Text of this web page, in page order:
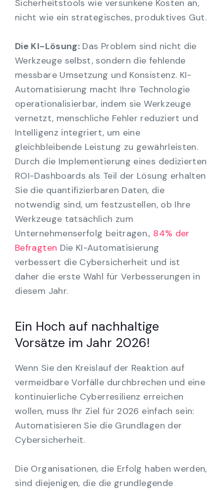
Sicherheitstools wie versunkene Kosten an,
nicht wie ein strategisches, produktives Gut.
Die KI-Lösung: Das Problem sind nicht die
Werkzeuge selbst, sondern die fehlende
messbare Umsetzung und Konsistenz. KI-
Automatisierung macht Ihre Technologie
operationalisierbar, indem sie Werkzeuge
vernetzt, menschliche Fehler reduziert und
Intelligenz integriert, um eine
gleichbleibende Leistung zu gewährleisten.
Durch die Implementierung eines dedizierten
ROI-Dashboards als Teil der Lösung erhalten
Sie die quantifizierbaren Daten, die
notwendig sind, um festzustellen, ob Ihre
Werkzeuge tatsächlich zum
Unternehmenserfolg beitragen., 84% der
Befragten Die KI-Automatisierung
verbessert die Cybersicherheit und ist
daher die erste Wahl für Verbesserungen in
diesem Jahr.
Ein Hoch auf nachhaltige
Vorsätze im Jahr 2026!
Wenn Sie den Kreislauf der Reaktion auf
vermeidbare Vorfälle durchbrechen und eine
kontinuierliche Cyberresilienz erreichen
wollen, muss Ihr Ziel für 2026 einfach sein:
Automatisieren Sie die Grundlagen der
Cybersicherheit.
Die Organisationen, die Erfolg haben werden,
sind diejenigen, die die grundlegende